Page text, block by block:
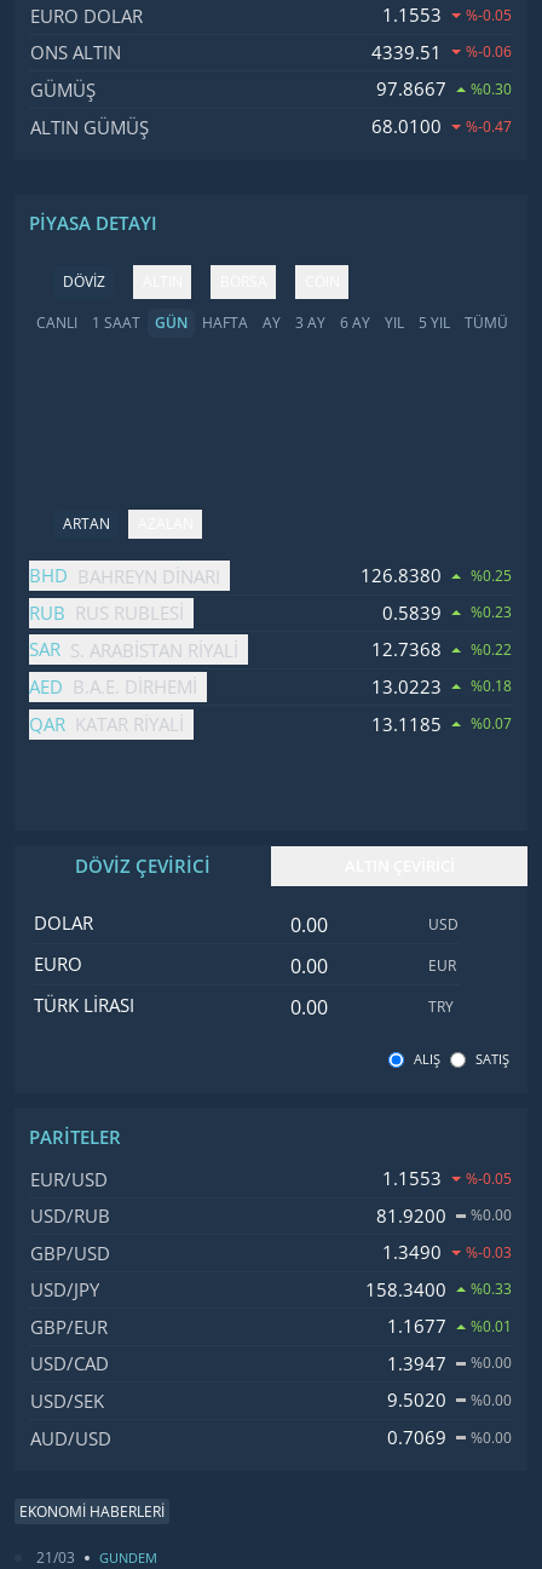
EURO DOLAR 1.1553 %-0.05
ONS ALTIN 4339.51 %-0.06
GÜMÜŞ 97.8667 %0.30
ALTIN GÜMÜŞ 68.0100 %-0.47
PIYASA DETAYI
DÖVİZ
CANLI
1 SAAT GÜN HAFTA AY 3 AY 6 AY YIL 5 YIL TÜMÜ
ARTAN
İsim Fiyat Değişim
BHD BAHREYN DINARI 126.8380 %0.25
RUB RUS RUBLESI 0.5839 %0.23
SAR S. ARABISTAN RIYALI 12.7368 %0.22
AED B.A.E. DIRHEMI 13.0223 %0.18
QAR KATAR RIYALI 13.1185 %0.07
DÖVİZ ÇEVİRİCİ
İsimDeğer
DOLAR Dolar değeri USD
EURO Euro değeri EUR
TÜRK LIRASI Türk Lirası değeri
TRY
ALIŞ SATIŞ
PARITELER
İsim, Kod
EUR/USD 1.1553 %-0.05
USD/RUB 81.9200 %0.00
GBP/USD 1.3490 %-0.03
USD/JPY 158.3400 %0.33
GBP/EUR 1.1677 %0.01
USD/CAD 1.3947 %0.00
USD/SEK 9.5020 %0.00
AUD/USD 0.7069 %0.00
EKONOMİ HABERLERİ
21/03 GUNDEM